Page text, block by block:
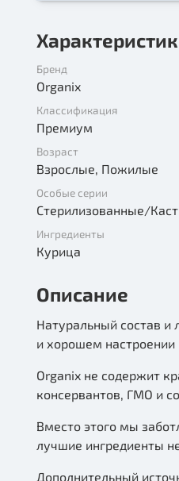
Бренд
Organix
Классификация
Премиум
Возраст
Взрослые, Пожилые
Особые серии
Стерилизованные/
Ингредиенты
Курица
Описание
Натуральный состав и
и хорошем настроении
Organix не содержит
консервантов, ГМО и
Вместо этого мы
лучшие ингредиенты
Дополнительный